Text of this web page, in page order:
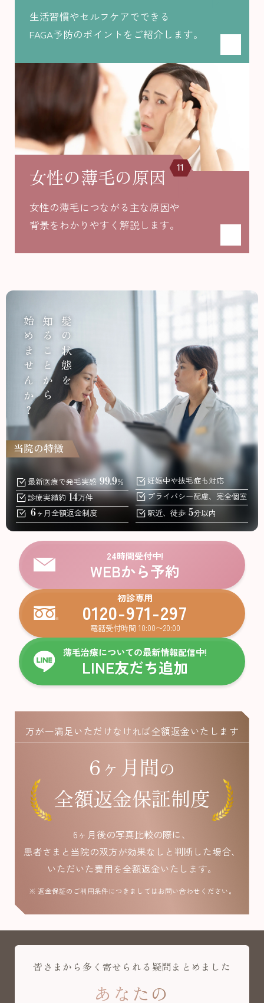
生活習慣やセルフケアでできる
FAGA予防のポイントをご紹介します。
女性の薄毛の原因 11
女性の薄毛につながる主な原因や
背景をわかりやすく解説します。
髪の状態を
知ることから
始めませんか？
当院の特徴
最新医療で発毛実感 99.9% 妊娠中や抜毛症も対応
診療実績約 14万件 プライバシー配慮、 完全個室
6ヶ月全額返金制度 駅近、徒歩 5分以内
24時間受付中!
WEBから予約
初診専用
0120-971-297
電話受付時間 10:00〜20:00
薄毛治療についての最新情報配信中!
LINE友だち追加
万が一満足いただけなければ全額返金いたします
6ヶ月間の
全額返金保証制度
6ヶ月後の写真比較の際に、
患者さまと当院の双方が効果なしと判断した場合、
いただいた費用を全額返金いたします。
※ 返金保証のご利用条件につきましてはお問い合わせください。
皆さまから多く寄せられる疑問まとめました
あなたの